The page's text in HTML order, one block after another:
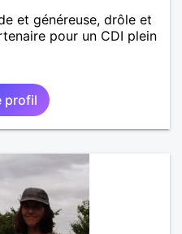
et généreuse, drôle et
pour un CDI plein
profil